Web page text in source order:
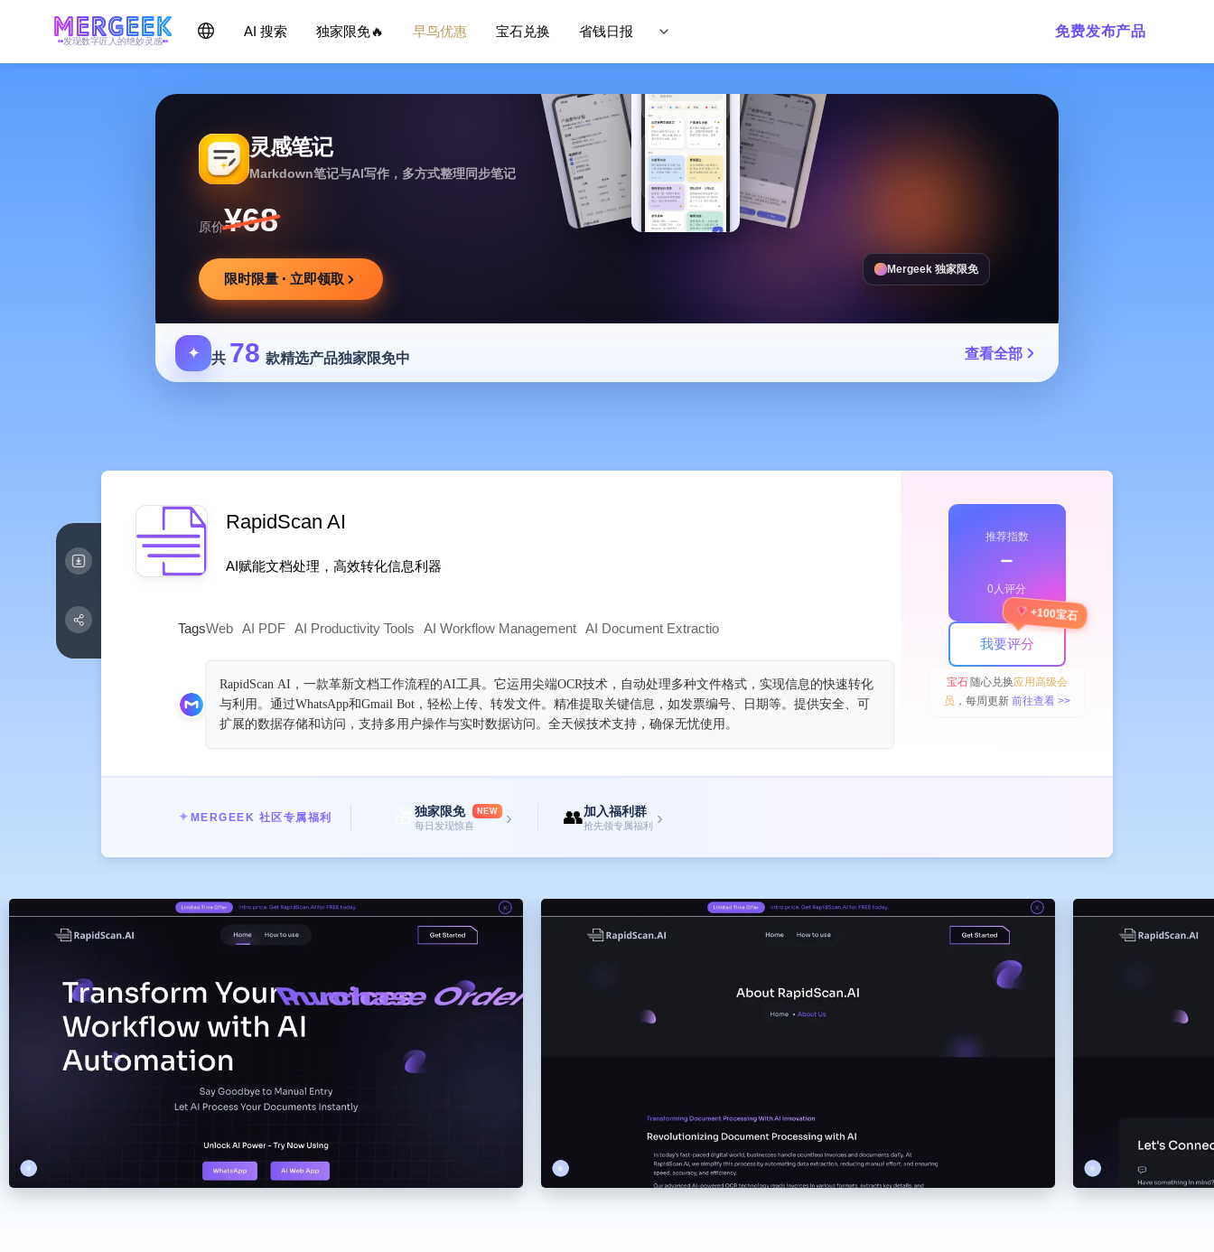
发现数字匠人的绝妙灵感
AI 搜索 独家限免🔥 早鸟优惠 宝石兑换 省钱日报 免费发布产品
灵感笔记
Markdown笔记与AI写作，多方式整理同步笔记
原价¥68
限时限量 · 立即领取
Mergeek 独家限免
✦ 共 78 款精选产品独家限免中 查看全部
RapidScan AI
AI赋能文档处理，高效转化信息利器
TagsWeb AI PDF AI Productivity Tools AI Workflow Management AI Document Extraction AI Image Scanning AI Email Assistant
RapidScan AI，一款革新文档工作流程的AI工具。它运用尖端OCR技术，自动处理多种文件格式，实现信息的快速转化
与利用。通过WhatsApp和Gmail Bot，轻松上传、转发文件。精准提取关键信息，如发票编号、日期等。提供安全、可
扩展的数据存储和访问，支持多用户操作与实时数据访问。全天候技术支持，确保无忧使用。
推荐指数
﹣
0人评分
我要评分
+100宝石
宝石随心兑换应用高级会
员 ，每周更新 前往查看 >>
✦ MERGEEK 社区专属福利 独家限免 NEW
每日发现惊喜 › 👥加入福利群
抢先领专属福利 ›